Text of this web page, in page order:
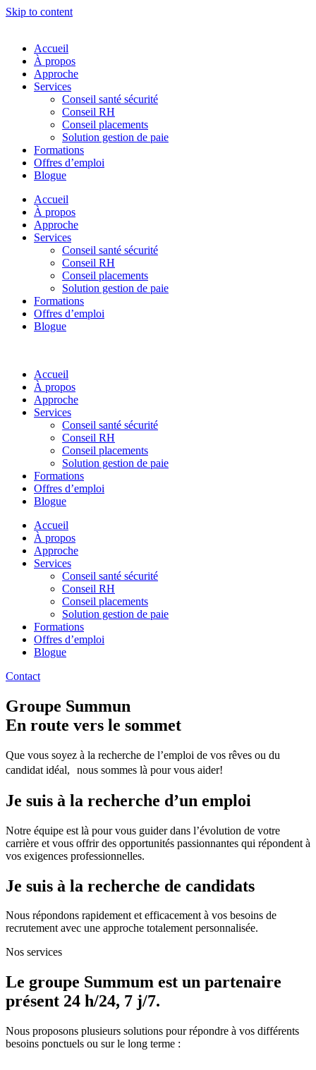
Skip to content
Accueil
À propos
Approche
Services
Conseil santé sécurité
Conseil RH
Conseil placements
Solution gestion de paie
Formations
Offres d’emploi
Blogue
Accueil
À propos
Approche
Services
Conseil santé sécurité
Conseil RH
Conseil placements
Solution gestion de paie
Formations
Offres d’emploi
Blogue
Accueil
À propos
Approche
Services
Conseil santé sécurité
Conseil RH
Conseil placements
Solution gestion de paie
Formations
Offres d’emploi
Blogue
Accueil
À propos
Approche
Services
Conseil santé sécurité
Conseil RH
Conseil placements
Solution gestion de paie
Formations
Offres d’emploi
Blogue
Contact
Groupe Summun
En route vers le sommet
Que vous soyez à la recherche de l’emploi de vos rêves ou du
candidat idéal, nous sommes là pour vous aider!
Je suis à la recherche d’un emploi
Notre équipe est là pour vous guider dans l’évolution de votre
carrière et vous offrir des opportunités passionnantes qui répondent à
vos exigences professionnelles.
Je suis à la recherche de candidats
Nous répondons rapidement et efficacement à vos besoins de
recrutement avec une approche totalement personnalisée.
Nos services
Le groupe Summum est un partenaire
présent 24 h/24, 7 j/7.
Nous proposons plusieurs solutions pour répondre à vos différents
besoins ponctuels ou sur le long terme :